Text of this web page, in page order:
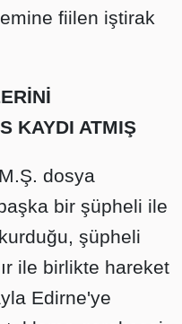
fiilen iştirak
KAYDI ATMIŞ
dosya
bir şüpheli ile
şüpheli
ile birlikte hareket
Edirne'ye